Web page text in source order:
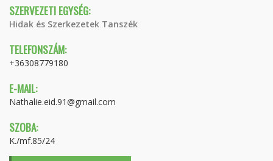
SZERVEZETI EGYSÉG:
Hidak és Szerkezetek Tanszék
TELEFONSZÁM:
+36308779180
E-MAIL:
Nathalie.eid.91@gmail.com
SZOBA:
K./mf.85/24